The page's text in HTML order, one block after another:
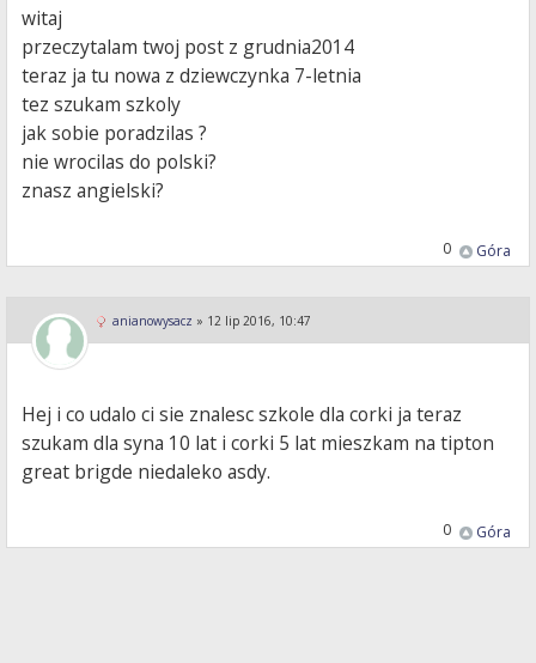
witaj
przeczytalam twoj post z grudnia2014
teraz ja tu nowa z dziewczynka 7-letnia
tez szukam szkoly
jak sobie poradzilas ?
nie wrocilas do polski?
znasz angielski?
Góra
0
anianowysacz » 12 lip 2016, 10:47
Hej i co udalo ci sie znalesc szkole dla corki ja teraz
szukam dla syna 10 lat i corki 5 lat mieszkam na tipton
great brigde niedaleko asdy.
Góra
0